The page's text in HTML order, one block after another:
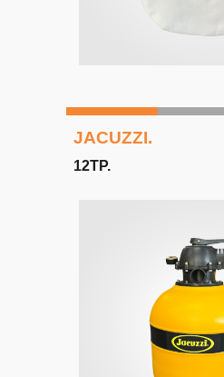
JACUZZI.
12TP.